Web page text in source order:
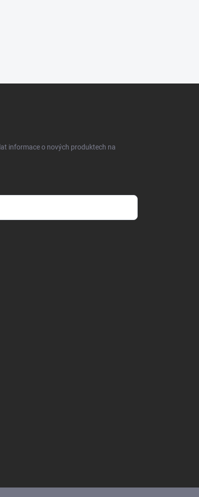
informace o nových produktech na